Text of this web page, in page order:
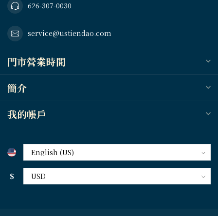
626-307-0030
service@ustiendao.com
門市營業時間
簡介
我的帳戶
$